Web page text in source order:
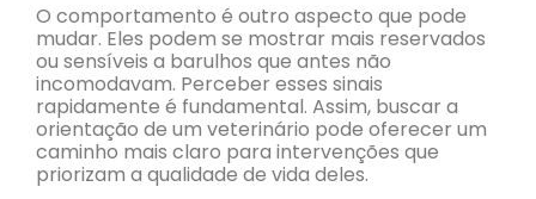
O comportamento é outro aspecto que pode
mudar. Eles podem se mostrar mais reservados
ou sensíveis a barulhos que antes não
incomodavam. Perceber esses sinais
rapidamente é fundamental. Assim, buscar a
orientação de um veterinário pode oferecer um
caminho mais claro para intervenções que
priorizam a qualidade de vida deles.